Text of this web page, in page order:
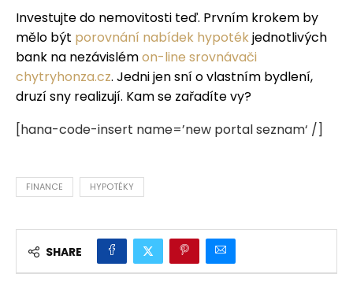
Investujte do nemovitosti teď. Prvním krokem by
mělo být porovnání nabídek hypotékjednotlivých
bank na nezávislémon-line srovnávači
chytryhonza.cz. Jedni jen sní o vlastním bydlení,
druzí sny realizují. Kam se zařadíte vy?
[hana-code-insert name=’new portal seznam‘ /]
FINANCE HYPOTÉKY
SHARE